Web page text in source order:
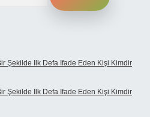
Şekilde Ilk Defa Ifade Eden Kişi Kimdir
Şekilde Ilk Defa Ifade Eden Kişi Kimdir